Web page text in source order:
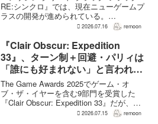
RE:シンクロ』では、現在ニューゲームプ
ラスの開発が進められている。
GamesRadar+によると、ゲームディレク
JorRaptor氏による...
2026.07.16 remoon
『Clair Obscur: Expedition
33』、ターン制＋回避・パリィは
「誰にも好まれない」と言われて
いた 開発陣は実際に遊んだ面白
さを優先
The Game Awards 2025でゲーム・オ
ブ・ザ・イヤーを含む9部門を受賞した
『Clair Obscur: Expedition 33』だが、タ
ーン制バトルに回避やパリィを組み合わ
2026.07.15 remoon